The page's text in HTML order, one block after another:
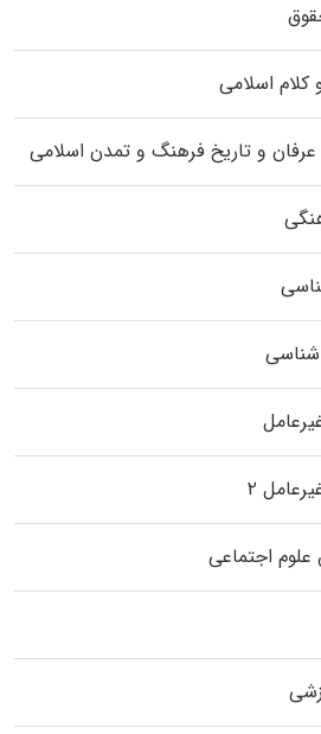
اسلامی
و تاریخ فرهنگ و تمدن اسلامی
شناسی
۲
اجتماعی